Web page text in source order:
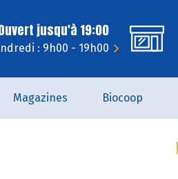
jusqu'à 19:00
: 9h00 - 19h00
Magazines Biocoop